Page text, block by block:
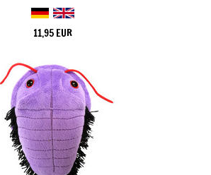
11,95 EUR